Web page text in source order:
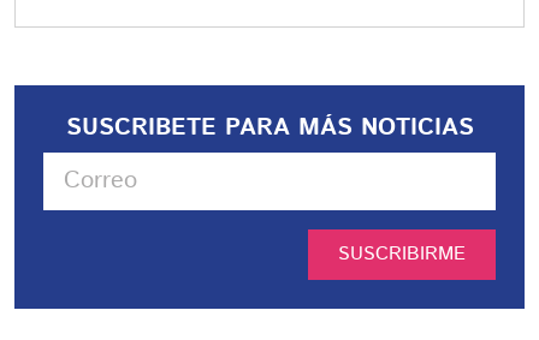
SUSCRIBETE PARA MÁS NOTICIAS
SUSCRIBIRME